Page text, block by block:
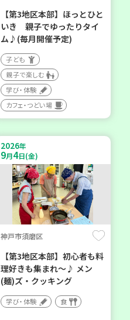
【第3地区本部】ほっとひと
いき 親子でゆったりタイ
ム♪(毎月開催予定)
子ども
親子で楽しむ
学び・体験
カフェ・つどい場
2026年
9月4日(金)
神戸市須磨区
【第3地区本部】初心者も料
理好きも集まれ～♪ メン
(麺)ズ・クッキング
学び・体験 食